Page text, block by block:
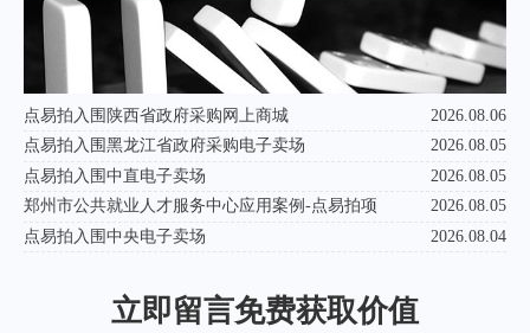
点易拍入围陕西省政府采购网上商城
2026.08.06
点易拍入围黑龙江省政府采购电子卖场
2026.08.05
点易拍入围中直电子卖场
2026.08.05
郑州市公共就业人才服务中心应用案例-点易拍项
2026.08.05
点易拍入围中央电子卖场
2026.08.04
立即留言免费获取价值